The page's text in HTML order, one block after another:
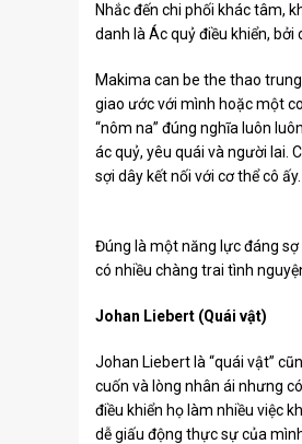
Nhắc đến chi phối khác tâm,
danh là Ác quỷ điều khiển, bởi
Makima can be the thao
giao ước với mình hoặc một
“nôm na” đúng nghĩa luôn
ác quỷ, yêu quái và người lai.
sợi dây kết nối với cơ thể cô ấy.
Đúng là một năng lực đáng sợ
có nhiều chàng trai tình
Johan Liebert (Quái vật)
Johan Liebert là “quái vật”
cuốn và lòng nhân ái nhưng
điều khiển họ làm nhiều việc
dễ giấu động thực sự của